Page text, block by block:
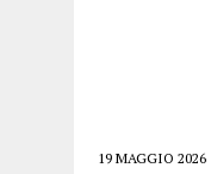
19 MAGGIO 2026